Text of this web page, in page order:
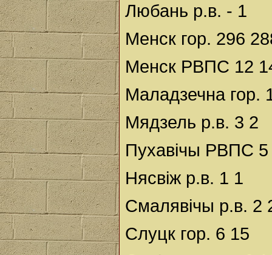
Любань р.в. - 1
Менск гор. 296
Менск РВПС 12
Маладзечна гор.
Мядзель р.в. 3 2
Пухавічы РВПС 5
Нясвіж р.в. 1 1
Смалявічы р.в. 2
Слуцк гор. 6 15